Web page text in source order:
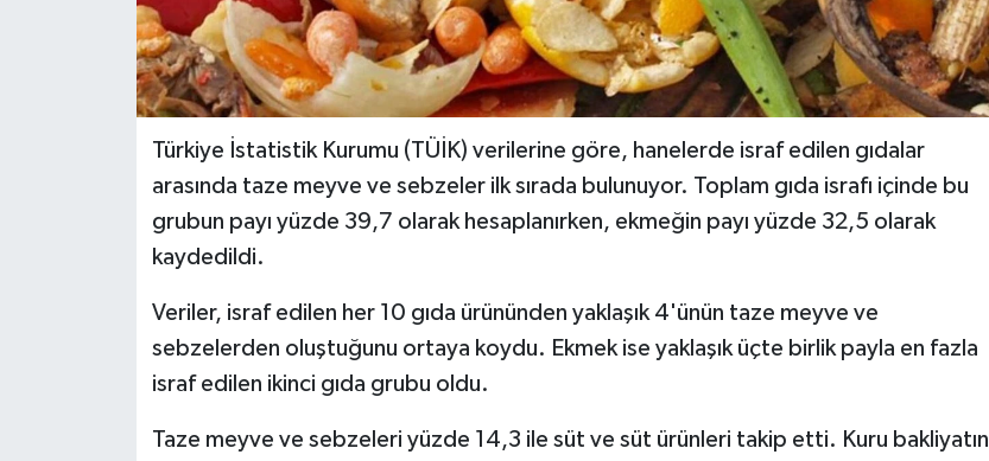
Türkiye İstatistik Kurumu (TÜİK) verilerine göre, hanelerde israf edilen gıdalar
arasında taze meyve ve sebzeler ilk sırada bulunuyor. Toplam gıda israfı içinde bu
grubun payı yüzde 39,7 olarak hesaplanırken, ekmeğin payı yüzde 32,5 olarak
kaydedildi.
Veriler, israf edilen her 10 gıda ürününden yaklaşık 4'ünün taze meyve ve
sebzelerden oluştuğunu ortaya koydu. Ekmek ise yaklaşık üçte birlik payla en fazla
israf edilen ikinci gıda grubu oldu.
Taze meyve ve sebzeleri yüzde 14,3 ile süt ve süt ürünleri takip etti. Kuru bakliyatın
Sağlık & Yaşam